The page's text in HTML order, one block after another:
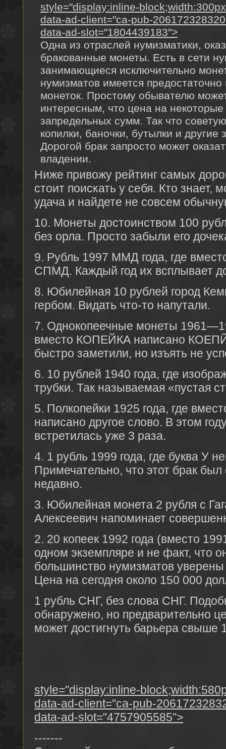
style="display:inline-
data-ad-client="ca-pub-
data-ad-slot="1804439183">
Одна из отраслей нумизматики,
бракованные монеты. Есть в сети
занимающиеся исключительно
нумизматов имеется предостаточно
монеток. Простому обывателю
интересным, что цена на некоторые
запредельных сумм. Так что
копилки, баночки, бутылки и другие
Дорогой брак запросто может
владении.
Ниже привожу рейтинг самых
стоит поискать у себя. Кто знает,
удача и найдете не совсем
10. Монеты достоинством 100
без орла. Просто забыли его
9. Рубль 1997 ММД года, где
СПМД. Каждый год их всплывает
8. Юбилейная 10 рублей город
гербом. Видать что-то напутали.
7. Однокопеечные монеты
вместо КОПЕЙКА написано
быстро заметили, но изъять не
6. 10 рублей 1940 года, где
трубки. Так называемая «пустая
5. Полкопейки 1925 года, где
написано другое слово. В этом
встретилась уже 3 раза.
4. 1 рубль 1999 года, где буква У
Примечательно, что этот брак
недавно.
3. Юбилейная монета 2 рубля с
Алексеевич напоминает
2. 20 копеек 1992 года (вместо
одном экземпляре и не факт, что
большинство нумизматов
Цена на сегодня около 150 000
1 рубль СНГ, без слова СНГ.
обнаружено, но предварительно
может достигнуть барьера свыше
style="display:inline-
data-ad-client="ca-pub-
data-ad-slot="4757905585">
-------